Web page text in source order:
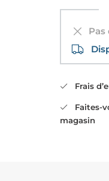
Pas
Frais
Faites-
magasin